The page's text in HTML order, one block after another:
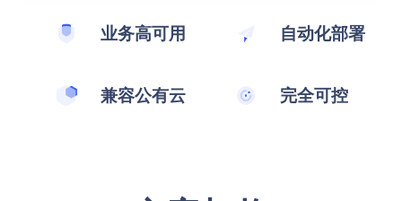
业务高可用 自动化部署
兼容公有云 完全可控